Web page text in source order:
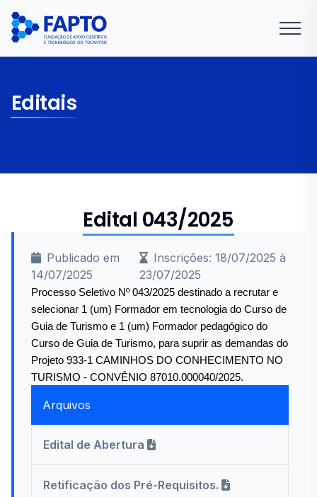
Editais
Edital 043/2025
Publicado em
14/07/2025
Inscrições: 18/07/2025 à
23/07/2025
Processo Seletivo Nº 043/2025 destinado a recrutar e
selecionar 1 (um) Formador em tecnologia do Curso de
Guia de Turismo e 1 (um) Formador pedagógico do
Curso de Guia de Turismo, para suprir as demandas do
Projeto 933-1 CAMINHOS DO CONHECIMENTO NO
TURISMO - CONVÊNIO 87010.000040/2025.
Arquivos
Edital de Abertura
Retificação dos Pré-Requisitos.